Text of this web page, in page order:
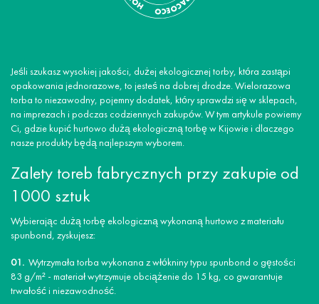
Jeśli szukasz wysokiej jakości, dużej ekologicznej torby, która zastąpi
opakowania jednorazowe, to jesteś na dobrej drodze. Wielorazowa
torba to niezawodny, pojemny dodatek, który sprawdzi się w sklepach,
na imprezach i podczas codziennych zakupów. W tym artykule powiemy
Ci, gdzie kupić hurtowo dużą ekologiczną torbę w Kijowie i dlaczego
nasze produkty będą najlepszym wyborem.
Zalety toreb fabrycznych przy zakupie od
1000 sztuk
Wybierając dużą torbę ekologiczną wykonaną hurtowo z materiału
spunbond, zyskujesz:
Wytrzymała torba wykonana z włókniny typu spunbond o gęstości
83 g/m² - materiał wytrzymuje obciążenie do 15 kg, co gwarantuje
trwałość i niezawodność.